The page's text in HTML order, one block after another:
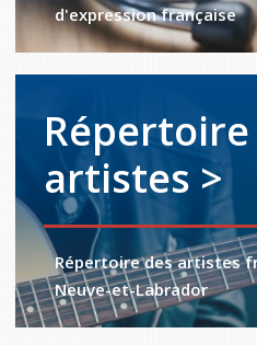
d'expression française
Répertoire
artistes >
Répertoire des artistes
Neuve-et-Labrador